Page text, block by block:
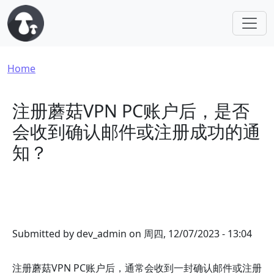
Skip to main content
Breadcrumb
Home
注册蘑菇VPN PC账户后，是否
会收到确认邮件或注册成功的通
知？
Submitted bydev_admin on 周四, 12/07/2023 - 13:04
注册蘑菇VPN PC账户后，通常会收到一封确认邮件或注册